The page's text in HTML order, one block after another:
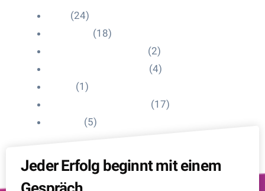
(24)
(18)
(2)
(4)
(1)
(17)
(5)
Jeder Erfolg beginnt mit einem